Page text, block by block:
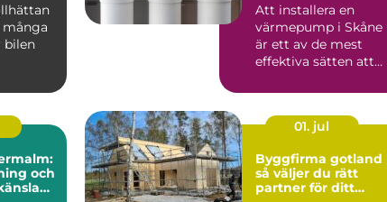
bilen
Att installera en
värmepump i Skåne
är ett av de mest
effektiva sätten att
och
01. jul
Byggfirma gotland
så väljer du rätt
partner för ditt